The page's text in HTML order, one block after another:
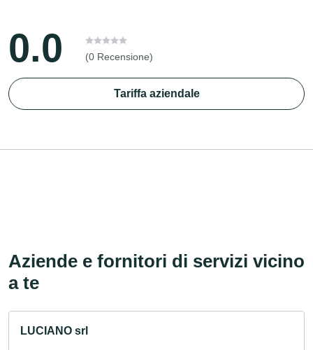
0.0 (0 Recensione)
Tariffa aziendale
Aziende e fornitori di servizi vicino
a te
LUCIANO srl